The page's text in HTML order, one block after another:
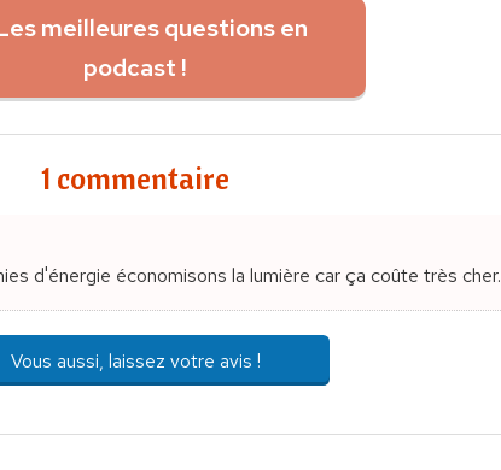
meilleures questions en
podcast !
1 commentaire
d'énergie économisons la lumière car ça coûte très cher.
Vous aussi, laissez votre avis !